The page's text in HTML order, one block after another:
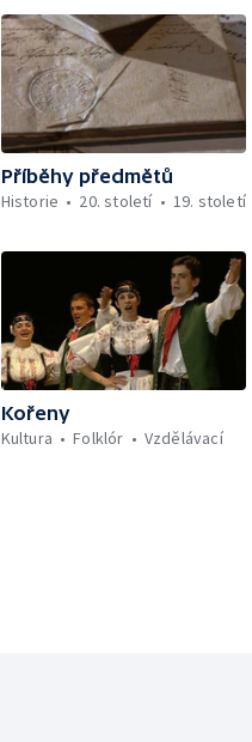
Příběhy předmětů
Historie
20. století 19. století
Kořeny
Kultura
Folklór Vzdělávací